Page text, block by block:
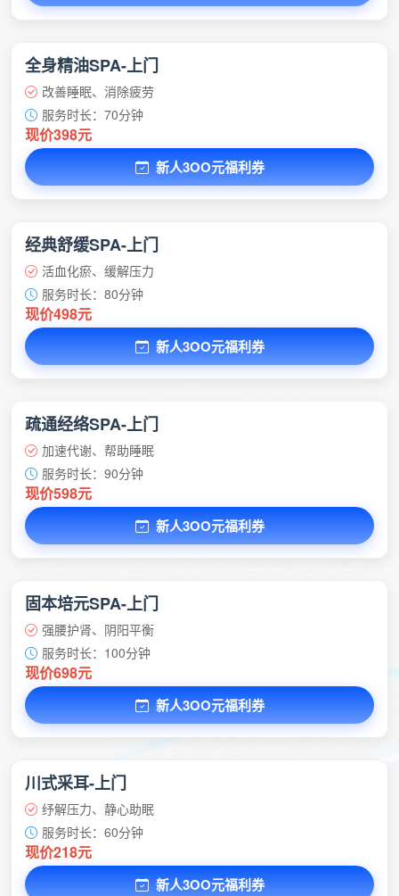
全身精油SPA-上门
改善睡眠、消除疲劳
服务时长：70分钟
现价398元
新人3OO元福利券
经典舒缓SPA-上门
活血化瘀、缓解压力
服务时长：80分钟
现价498元
新人3OO元福利券
疏通经络SPA-上门
加速代谢、帮助睡眠
服务时长：90分钟
现价598元
新人3OO元福利券
固本培元SPA-上门
强腰护肾、阴阳平衡
服务时长：100分钟
现价698元
新人3OO元福利券
川式采耳-上门
纾解压力、静心助眠
服务时长：60分钟
现价218元
新人3OO元福利券